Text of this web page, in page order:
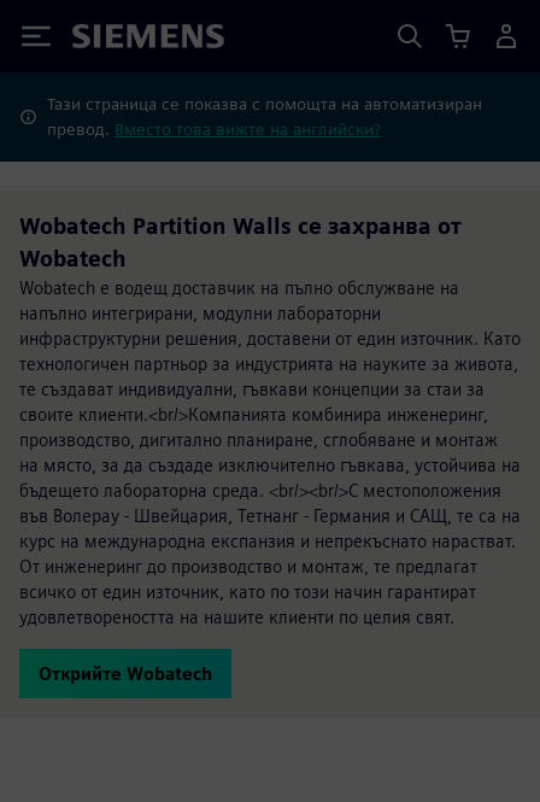
Siemens
Тази страница се показва с помощта на автоматизиран
превод. Вместо това вижте на английски?
Wobatech Partition Walls се захранва от
Wobatech
Wobatech е водещ доставчик на пълно обслужване на
напълно интегрирани, модулни лабораторни
инфраструктурни решения, доставени от един източник. Като
технологичен партньор за индустрията на науките за живота,
те създават индивидуални, гъвкави концепции за стаи за
своите клиенти.<br/>Компанията комбинира инженеринг,
производство, дигитално планиране, сглобяване и монтаж
на място, за да създаде изключително гъвкава, устойчива на
бъдещето лабораторна среда. <br/><br/>С местоположения
във Волерау - Швейцария, Тетнанг - Германия и САЩ, те са на
курс на международна експанзия и непрекъснато нарастват.
От инженеринг до производство и монтаж, те предлагат
всичко от един източник, като по този начин гарантират
удовлетвореността на нашите клиенти по целия свят.
Открийте Wobatech